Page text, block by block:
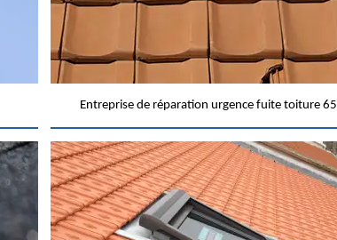
Entreprise de réparation urgence fuite toiture 65